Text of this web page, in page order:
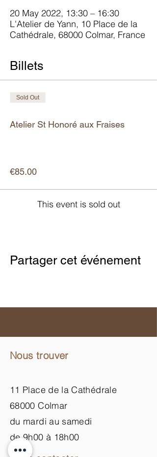
20 May 2022, 13:30 – 16:30
L'Atelier de Yann, 10 Place de la
Cathédrale, 68000 Colmar, France
Billets
Sold Out
Atelier St Honoré aux Fraises
€85.00
This event is sold out
Partager cet événement
Nous trouver
11 Place de la Cathédrale
68000 Colmar
du mardi au samedi
de 9h00 à 18h00